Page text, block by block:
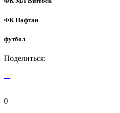
ФК Нафтан
футбол
Поделиться:
0